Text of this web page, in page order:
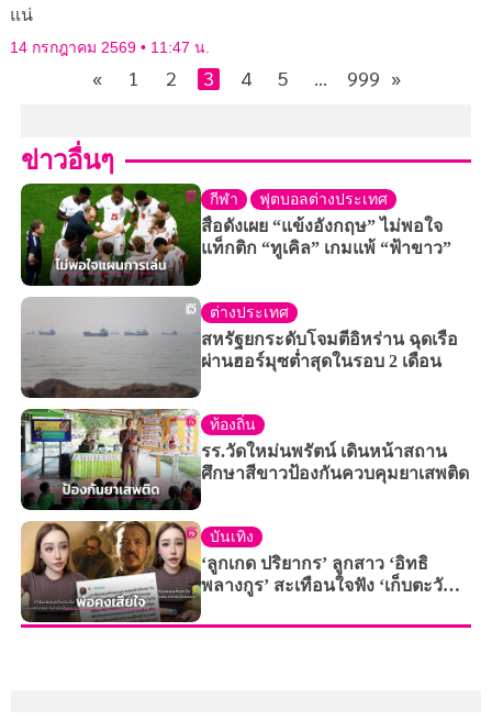
แน่
14 กรกฎาคม 2569 11:47 น.
« 1 2 3 4 5 … 999 »
ข่าวอื่นๆ
กีฬา ฟุตบอลต่างประเทศ
สื่อดังเผย “แข้งอังกฤษ” ไม่พอใจ
แท็กติก “ทูเคิล” เกมแพ้ “ฟ้าขาว”
ต่างประเทศ
สหรัฐยกระดับโจมตีอิหร่าน ฉุดเรือ
ผ่านฮอร์มุซต่ำสุดในรอบ 2 เดือน
ท้องถิ่น
รร.วัดใหม่นพรัตน์ เดินหน้าสถาน
ศึกษาสีขาวป้องกันควบคุมยาเสพติด
บันเทิง
‘ลูกเกด ปริยากร’ ลูกสาว ‘อิทธิ
พลางกูร’ สะเทือนใจฟัง ‘เก็บตะวัน’
เวอร์ชัน AI ตัดพ้อถ้าคุณพ่อยังอยู่คง
เสียใจ